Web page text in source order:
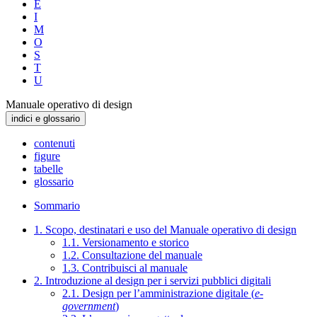
E
I
M
O
S
T
U
Manuale operativo di design
indici e glossario
contenuti
figure
tabelle
glossario
Sommario
1. Scopo, destinatari e uso del Manuale operativo di design
1.1. Versionamento e storico
1.2. Consultazione del manuale
1.3. Contribuisci al manuale
2. Introduzione al design per i servizi pubblici digitali
2.1. Design per l’amministrazione digitale (e-
government)